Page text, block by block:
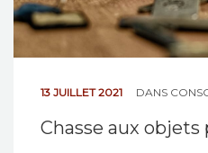
13 JUILLET 2021 DANS
Chasse aux objets